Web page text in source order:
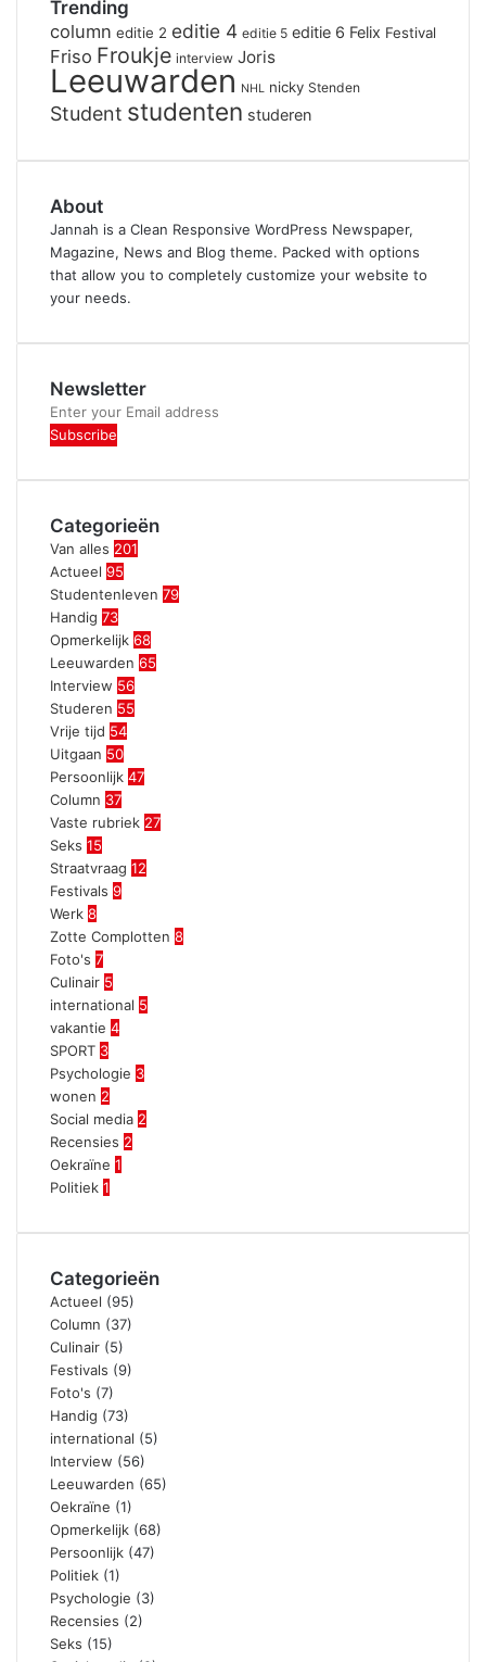
Trending
column editie 2 editie 4 editie 5 editie 6 Felix Festival
Friso Froukje interview Joris
Leeuwarden NHL nicky Stenden
Student studenten studeren
About
Jannah is a Clean Responsive WordPress Newspaper,
Magazine, News and Blog theme. Packed with options
that allow you to completely customize your website to
your needs.
Newsletter
Enter
your
address
Categorieën
Van alles 201
Actueel 95
Studentenleven 79
Handig 73
Opmerkelijk 68
Leeuwarden 65
Interview 56
Studeren 55
Vrije tijd 54
Uitgaan 50
Persoonlijk 47
Column 37
Vaste rubriek 27
Seks 15
Straatvraag 12
Festivals 9
Werk 8
Zotte Complotten 8
Foto's 7
Culinair 5
international 5
vakantie 4
SPORT 3
Psychologie 3
wonen 2
Social media 2
Recensies 2
Oekraïne 1
Politiek 1
Categorieën
Actueel (95)
Column (37)
Culinair (5)
Festivals (9)
Foto's (7)
Handig (73)
international (5)
Interview (56)
Leeuwarden (65)
Oekraïne (1)
Opmerkelijk (68)
Persoonlijk (47)
Politiek (1)
Psychologie (3)
Recensies (2)
Seks (15)